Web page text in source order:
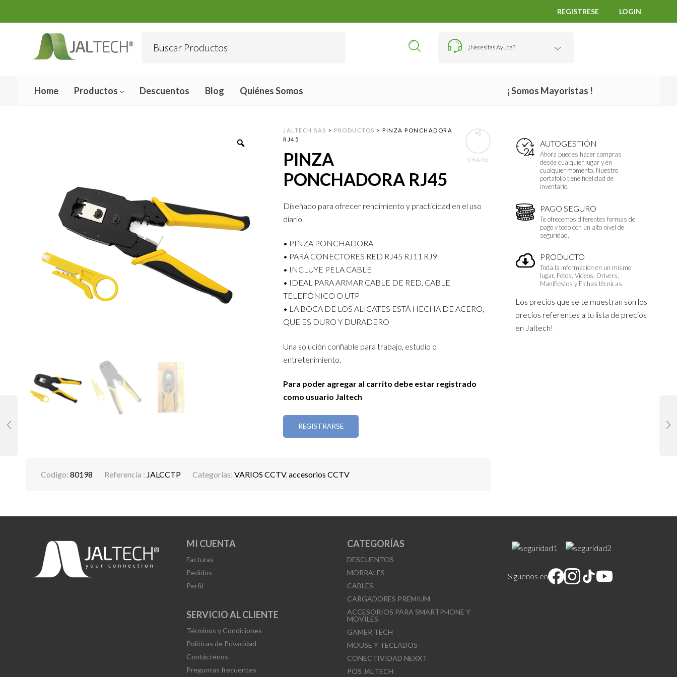
REGISTRESE LOGIN
¿Necesitas Ayuda?
Home Productos Descuentos Blog Quiénes Somos ¡ Somos Mayoristas !
AUTOGESTIÓN
Ahora puedes hacer compras
desde cualquier lugar y en
cualquier momento. Nuestro
portafolio tiene fidelidad de
inventario.
PAGO SEGURO
Te ofrecemos diferentes formas de
pago y todo con un alto nivel de
seguridad.
PRODUCTO
Toda la información en un mismo
lugar, Fotos, Vídeos, Drivers,
Manifiestos y Fichas técnicas.
Los precios que se te muestran son los
precios referentes a tu lista de precios
en Jaltech!
SHARE
JALTECH SAS > PRODUCTOS >PINZA PONCHADORA
RJ45
PINZA
PONCHADORA RJ45
Diseñado para ofrecer rendimiento y practicidad en el uso
diario.
• PINZA PONCHADORA
• PARA CONECTORES RED RJ45 RJ11 RJ9
• INCLUYE PELA CABLE
• IDEAL PARA ARMAR CABLE DE RED, CABLE
TELEFÓNICO O UTP
• LA BOCA DE LOS ALICATES ESTÁ HECHA DE ACERO,
QUE ES DURO Y DURADERO
Una solución confiable para trabajo, estudio o
entretenimiento.
Para poder agregar al carrito debe estar registrado
como usuario Jaltech
REGISTRARSE
Codigo: 80198 Referencia : JALCCTP Categorías: VARIOS CCTV,accesorios CCTV
MI CUENTA
Facturas
Pedidos
Perfil
SERVICIO AL CLIENTE
Términos y Condiciones
Políticas de Privacidad
Contáctenos
Preguntas frecuentes
CATEGORÍAS
DESCUENTOS
MORRALES
CABLES
CARGADORES PREMIUM
ACCESORIOS PARA SMARTPHONE Y
MOVILES
GAMER TECH
MOUSE Y TECLADOS
CONECTIVIDAD NEXXT
POS JALTECH
Síguenos en